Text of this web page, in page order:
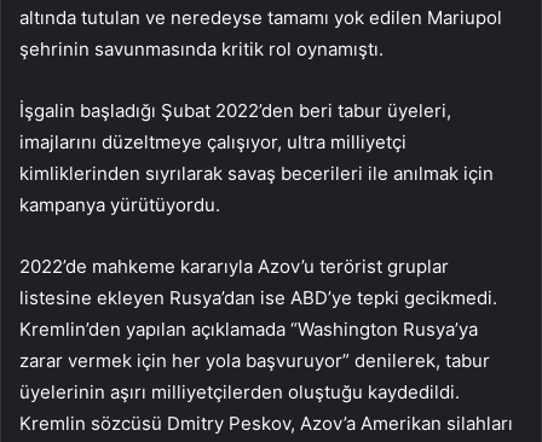
altında tutulan ve neredeyse tamamı yok edilen Mariupol
şehrinin savunmasında kritik rol oynamıştı.
İşgalin başladığı Şubat 2022’den beri tabur üyeleri,
imajlarını düzeltmeye çalışıyor, ultra milliyetçi
kimliklerinden sıyrılarak savaş becerileri ile anılmak için
kampanya yürütüyordu.
2022’de mahkeme kararıyla Azov’u terörist gruplar
listesine ekleyen Rusya’dan ise ABD’ye tepki gecikmedi.
Kremlin’den yapılan açıklamada “Washington Rusya’ya
zarar vermek için her yola başvuruyor” denilerek, tabur
üyelerinin aşırı milliyetçilerden oluştuğu kaydedildi.
Kremlin sözcüsü Dmitry Peskov, Azov’a Amerikan silahları